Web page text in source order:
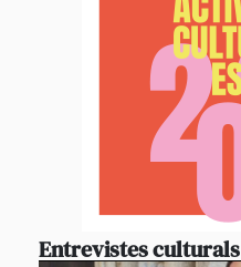
Entrevistes culturals